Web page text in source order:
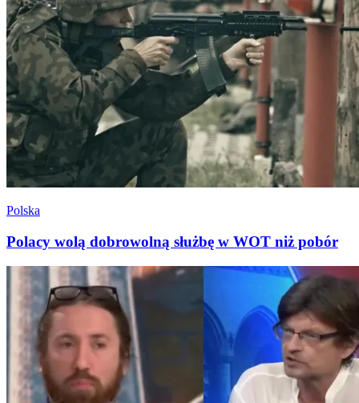
Polska
Polacy wolą dobrowolną służbę w WOT niż pobór